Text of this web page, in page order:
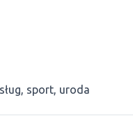
sport, uroda